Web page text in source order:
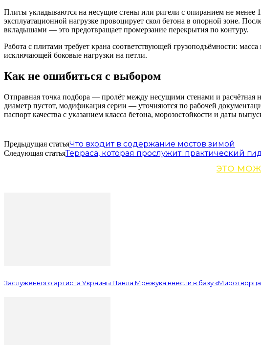
Плиты укладываются на несущие стены или ригели с опиранием не менее
эксплуатационной нагрузке провоцирует скол бетона в опорной зоне.
вкладышами — это предотвращает промерзание перекрытия по контуру.
Работа с плитами требует крана соответствующей грузоподъёмности:
исключающей боковые нагрузки на петли.
Как не ошибиться с выбором
Отправная точка подбора — пролёт между несущими стенами и
диаметр пустот, модификация серии — уточняются по рабочей
паспорт качества с указанием класса бетона, морозостойкости и даты
Предыдущая статьяЧто входит в содержание мостов зимой
Следующая статьяТерраса, которая прослужит: практический
ЭТО
Заслуженного артиста Украины Павла Мрежука внесли в базу